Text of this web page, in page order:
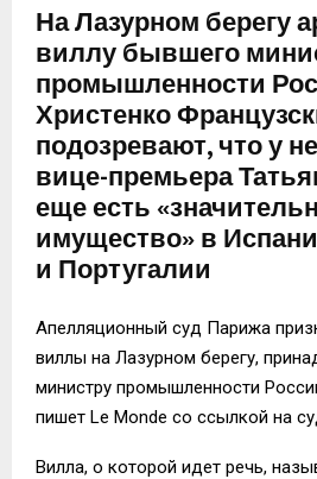
На Лазурном берегу
виллу бывшего
промышленности
Христенко
подозревают, что у
вице-премьера
еще есть
имущество» в
и Португалии
Апелляционный суд Парижа
виллы на Лазурном берегу,
министру промышленности
пишет Le Monde со ссылкой на
Вилла, о которой идет речь,